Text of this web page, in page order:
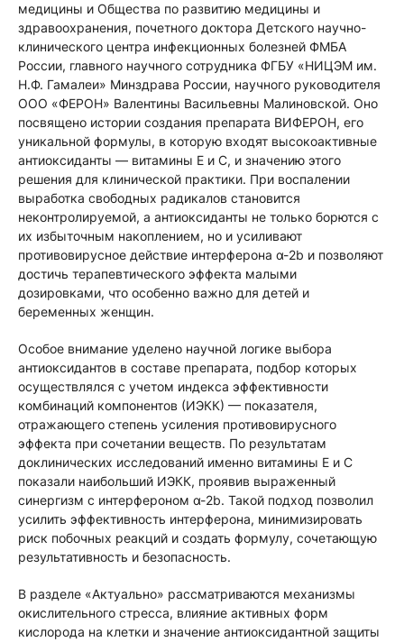
медицины и Общества по развитию медицины и
здравоохранения, почетного доктора Детского научно-
клинического центра инфекционных болезней ФМБА
России, главного научного сотрудника ФГБУ «НИЦЭМ им.
Н.Ф. Гамалеи» Минздрава России, научного руководителя
ООО «ФЕРОН» Валентины Васильевны Малиновской. Оно
посвящено истории создания препарата ВИФЕРОН, его
уникальной формулы, в которую входят высокоактивные
антиоксиданты — витамины Е и С, и значению этого
решения для клинической практики. При воспалении
выработка свободных радикалов становится
неконтролируемой, а антиоксиданты не только борются с
их избыточным накоплением, но и усиливают
противовирусное действие интерферона α-2b и позволяют
достичь терапевтического эффекта малыми
дозировками, что особенно важно для детей и
беременных женщин.
Особое внимание уделено научной логике выбора
антиоксидантов в составе препарата, подбор которых
осуществлялся с учетом индекса эффективности
комбинаций компонентов (ИЭКК) — показателя,
отражающего степень усиления противовирусного
эффекта при сочетании веществ. По результатам
доклинических исследований именно витамины Е и С
показали наибольший ИЭКК, проявив выраженный
синергизм с интерфероном α-2b. Такой подход позволил
усилить эффективность интерферона, минимизировать
риск побочных реакций и создать формулу, сочетающую
результативность и безопасность.
В разделе «Актуально» рассматриваются механизмы
окислительного стресса, влияние активных форм
кислорода на клетки и значение антиоксидантной защиты